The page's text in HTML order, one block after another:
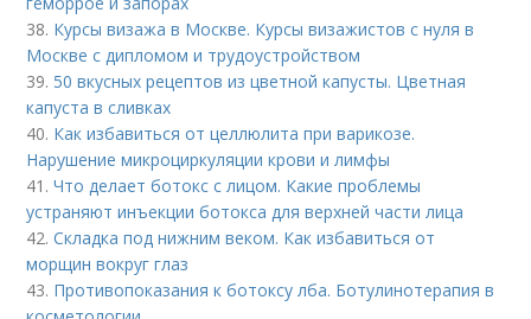
38. Курсы визажа в Москве. Курсы визажистов с нуля в
Москве с дипломом и трудоустройством
39. 50 вкусных рецептов из цветной капусты. Цветная
капуста в сливках
40. Как избавиться от целлюлита при варикозе.
Нарушение микроциркуляции крови и лимфы
41.Что делает ботокс с лицом. Какие проблемы
устраняют инъекции ботокса для верхней части лица
42.Складка под нижним веком. Как избавиться от
морщин вокруг глаз
43. Противопоказания к ботоксу лба. Ботулинотерапия в